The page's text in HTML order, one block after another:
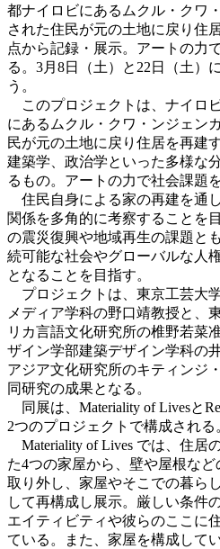
都ナイロビにあるムクル・クワ
された住民が元の土地に戻り住
点から記録・展示。アートの力
る。3月8日（土）と22日（土）
う。
このプロジェクトは、ナイロ
にあるムクル・クワ・ンジェン
民が元の土地に戻り住居を再建
建築学、政治学といった多様な
るもの。アートの力で社会課題
住民自身による家の再建を通
関係を多角的に考察することを
の震災復興や地域再生の課題と
続可能な社会やグローバルな人
となることを目指す。
プロジェクトは、東京工芸大
メディア学科の野口靖教授と、
リカ言語文化研究所の椎野若菜
ザイン学部建築デザイン学科の
アジア文化研究所のキティンジ
同研究の成果となる。
同展は、Materiality of Livesと
2つのプロジェクトで構成される
Materiality of Lives では、住居
た4つの家屋から、壁や屋根な
取り外し、家屋やそこでの暮ら
して再構成し展示。厳しい条件
エイティビティや彼らのここに
ている。また、家屋を構成して